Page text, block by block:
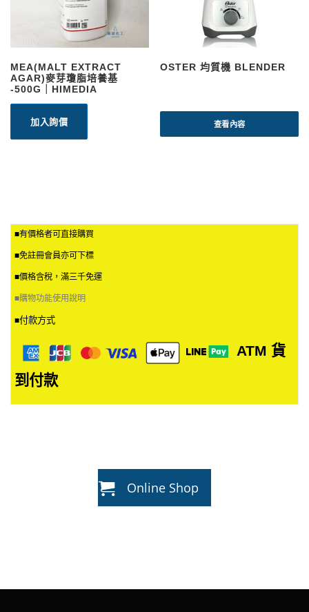
MEA(MALT EXTRACT
AGAR)麥芽瓊脂培養基
-500G｜HIMEDIA
加入詢價
OSTER 均質機 BLENDER
查看內容
■有價格者可直接購買
■免註冊會員亦可下標
■價格含稅，滿三千免運
■購物功能使用說明
■付款方式
ATM 貨
到付款
Online Shop